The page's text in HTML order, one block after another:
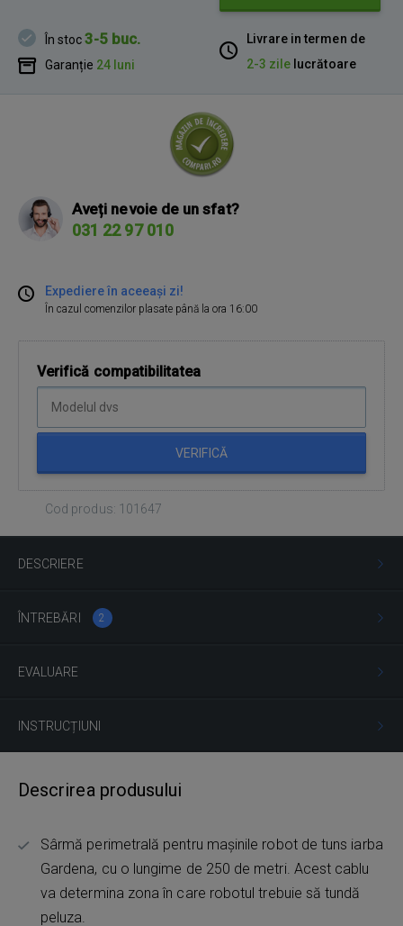
În stoc3-5 buc.
Garanție 24 luni
Livrare in termen de
2-3 zile lucrătoare
Aveți nevoie de un sfat?
031 22 97 010
Expediere în aceeași zi!
În cazul comenzilor plasate până la ora 16:00
Verifică compatibilitatea
VERIFICĂ
Cod produs: 101647
DESCRIERE
ÎNTREBĂRI 2
EVALUARE
INSTRUCȚIUNI
Descrirea produsului
Sârmă perimetrală pentru mașinile robot de tuns iarba
Gardena, cu o lungime de 250 de metri. Acest cablu
va determina zona în care robotul trebuie să tundă
peluza.